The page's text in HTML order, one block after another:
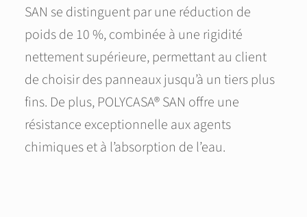
SAN se distinguent par une réduction de
poids de 10 %, combinée à une rigidité
nettement supérieure, permettant au client
de choisir des panneaux jusqu’à un tiers plus
fins. De plus, POLYCASA® SAN offre une
résistance exceptionnelle aux agents
chimiques et à l’absorption de l’eau.